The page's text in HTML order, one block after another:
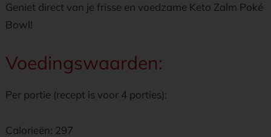
Geniet direct van je frisse en voedzame Keto Zalm Poké
Bowl!
Voedingswaarden:
Per portie (recept is voor 4 porties):
Calorieën: 297